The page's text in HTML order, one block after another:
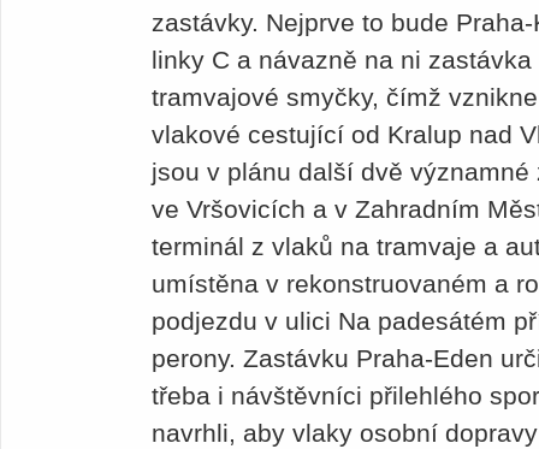
zastávky. Nejprve to bude
linky C a návazně na ni
tramvajové smyčky, čímž
vlakové cestující od Kralup nad
jsou v plánu další dvě
ve Vršovicích a v Zahradním
terminál z vlaků na tramvaje a
umístěna v rekonstruovaném a
podjezdu v ulici Na padesátém
perony. Zastávku Praha-Eden
třeba i návštěvníci přilehlého
navrhli, aby vlaky osobní